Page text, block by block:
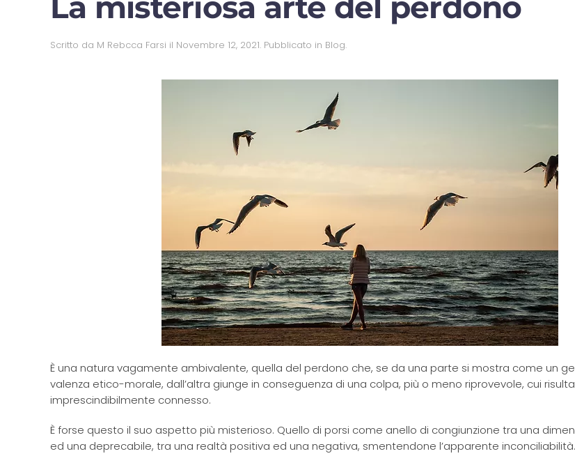
Scritto da M Rebcca Farsi il Novembre 12, 2021. Pubblicato in Blog.
È una natura vagamente ambivalente, quella del perdono che, se da una parte si mostra come un
valenza etico-morale, dall’altra giunge in conseguenza di una colpa, più o meno riprovevole, cui risulta
imprescindibilmente connesso.
È forse questo il suo aspetto più misterioso. Quello di porsi come anello di congiunzione tra una
ed una deprecabile, tra una realtà positiva ed una negativa, smentendone l’apparente inconciliabilità.